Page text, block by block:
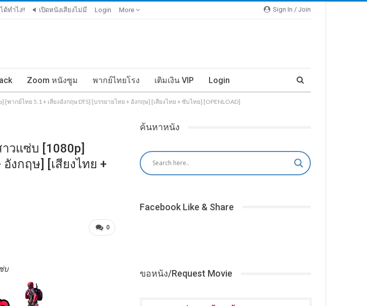
Sign In / Join
ด้ทำไง!! เปิดหนังเสียงไม่มี Login More
Zoom หนังซูม พากย์ไทยโรง เติมเงิน VIP Login
ากย์ไทย 5.1 + เสียงอังกฤษ DTS] [บรรยายไทย + อังกฤษ] [เสียงไทย + ซับไทย] [OPENLOAD]
วแซ่บ [1080p]
งกฤษ] [เสียงไทย +
0
บ
ค้นหาหนัง
Facebook Like & Share
ขอหนัง/Request Movie